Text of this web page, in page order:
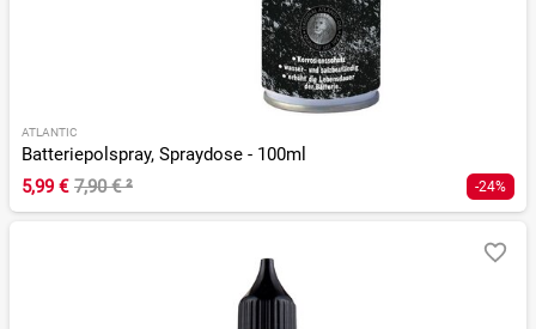
ATLANTIC
Batteriepolspray, Spraydose - 100ml
5,99 € 7,90 €² -24%